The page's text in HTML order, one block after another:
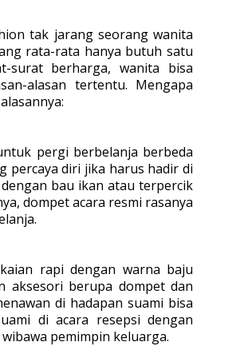
tak jarang seorang wanita
rata-rata hanya butuh satu
surat berharga, wanita bisa
alasan tertentu. Mengapa
pergi berbelanja berbeda
percaya diri jika harus hadir di
dengan bau ikan atau terpercik
dompet acara resmi rasanya
rapi dengan warna baju
aksesori berupa dompet dan
di hadapan suami bisa
di acara resepsi dengan
pemimpin keluarga.